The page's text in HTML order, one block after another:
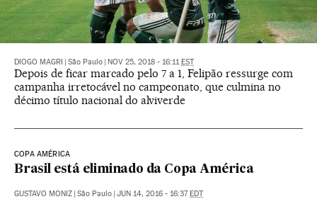
DIOGO MAGRI São Paulo NOV 25, 2018 - 16:11 EST
Depois de ficar marcado pelo 7 a 1, Felipão ressurge com
campanha irretocável no campeonato, que culmina no
décimo título nacional do alviverde
COPA AMÉRICA
Brasil está eliminado da Copa América
GUSTAVO MONIZ São Paulo JUN 14, 2016 - 16:37 EDT